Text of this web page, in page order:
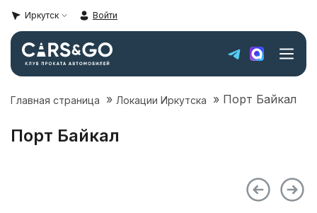
Иркутск Войти
Автопарк
Super sale
Главная страница » Локации Иркутска » Порт Байкал
Порт Байкал